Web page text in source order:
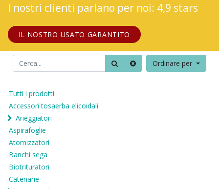
I nostri clienti parlano per noi: 4,9 stars
IL NOSTRO USATO GARANTITO
Ordinare per
Tutti i prodotti
Accessori tosaerba elicoidali
Arieggiatori
Aspirafoglie
Atomizzatori
Banchi sega
Biotrituratori
Catenarie